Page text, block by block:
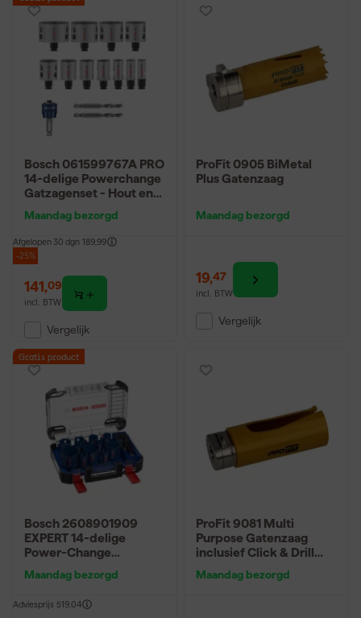
Bosch 061599767A PRO
14-delige Powerchange
Gatzagenset - Hout en
20,22,25,32,35,40,44,51
,60,68,76mm
Maandag bezorgd
Afgelopen 30 dgn 189,99
-25%
141,09
incl. BTW
Vergelijk
ProFit 0905 BiMetal
Plus Gatenzaag
Maandag bezorgd
19,47
incl. BTW
Vergelijk
Gratis product
Bosch 2608901909
EXPERT 14-delige
Power-Change
Material universal
4/51/60/68/76
Maandag bezorgd
Adviesprijs 519,04
ProFit 9081 Multi
Purpose Gatenzaag
inclusief Click & Drill
Maandag bezorgd